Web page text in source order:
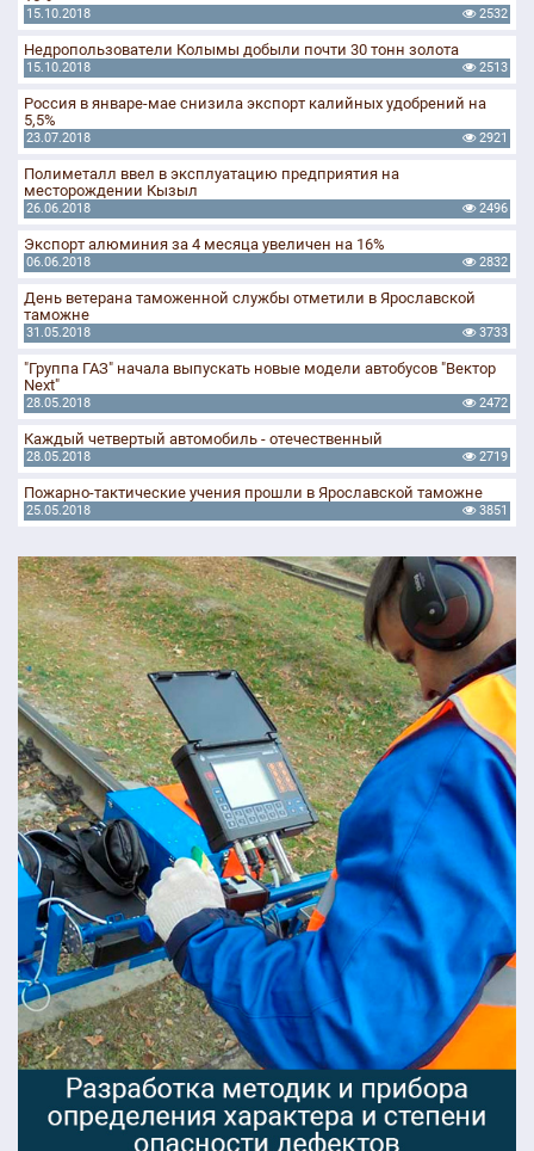
15.10.2018 2532
Недропользователи Колымы добыли почти 30 тонн золота
15.10.2018 2513
Россия в январе-мае снизила экспорт калийных удобрений на
5,5%
23.07.2018 2921
Полиметалл ввел в эксплуатацию предприятия на
месторождении Кызыл
26.06.2018 2496
Экспорт алюминия за 4 месяца увеличен на 16%
06.06.2018 2832
День ветерана таможенной службы отметили в Ярославской
таможне
31.05.2018 3733
"Группа ГАЗ" начала выпускать новые модели автобусов "Вектор
Next"
28.05.2018 2472
Каждый четвертый автомобиль - отечественный
28.05.2018 2719
Пожарно-тактические учения прошли в Ярославской таможне
25.05.2018 3851